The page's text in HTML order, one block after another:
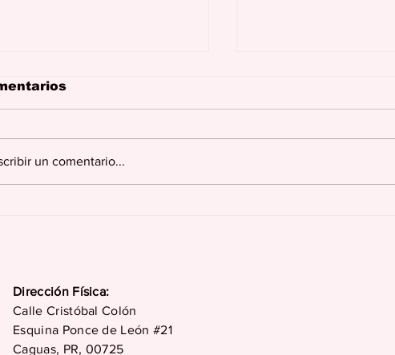
un comentario...
Dirección Física:
Calle Cristóbal Colón
Esquina Ponce de León #21
Caguas, PR, 00725